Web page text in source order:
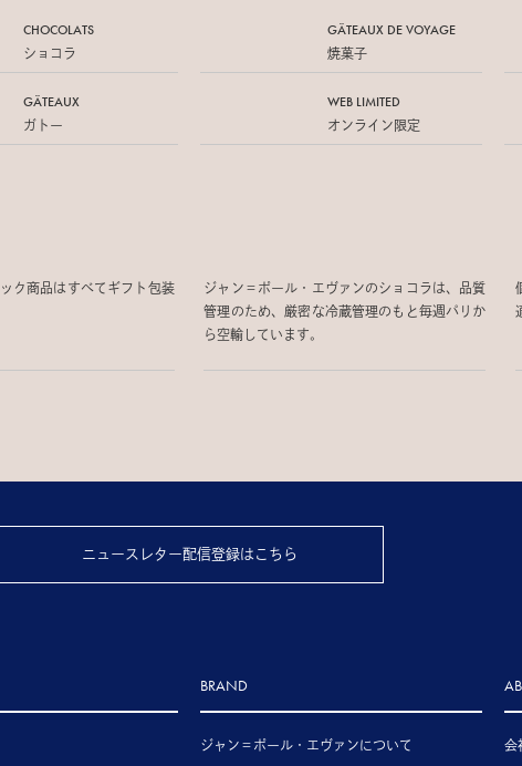
CHOCOLATS
ショコラ
GÂTEAUX DEVOYAGE
焼菓子
GÂTEAUX
ガトー
WEB LIMITED
オンライン限定
ク商品はすべてギフト包装
ジャン＝ポール・エヴァンのショコラは、品質
管理のため、厳密な冷蔵管理のもと毎週パリか
ら空輸しています。
ニュースレター配信登録はこちら
BRAND
ジャン＝ポール・エヴァンについて 会